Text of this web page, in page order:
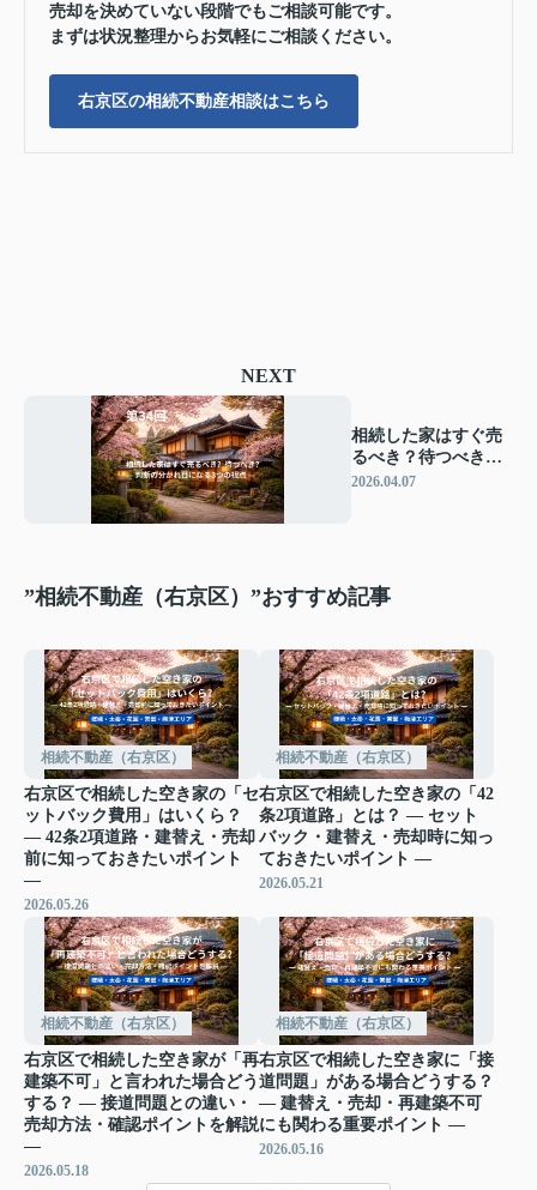
売却を決めていない段階でもご相談可能です。
まずは状況整理からお気軽にご相談ください。
右京区の相続不動産相談はこちら
NEXT
相続した家はすぐ売
るべき？待つべき？
― 判断の分かれ目に
2026.04.07
”相続不動産（右京区）”おすすめ記事
相続不動産（右京区）
右京区で相続した空き家の「セ
ットバック費用」はいくら？
― 42条2項道路・建替え・売却
前に知っておきたいポイント
―
2026.05.26
相続不動産（右京区）
右京区で相続した空き家の「42
条2項道路」とは？ ― セット
バック・建替え・売却時に知っ
ておきたいポイント ―
2026.05.21
相続不動産（右京区）
右京区で相続した空き家が「再
建築不可」と言われた場合どう
する？ ― 接道問題との違い・
売却方法・確認ポイントを解説
―
2026.05.18
相続不動産（右京区）
右京区で相続した空き家に「接
道問題」がある場合どうする？
― 建替え・売却・再建築不可
にも関わる重要ポイント ―
2026.05.16